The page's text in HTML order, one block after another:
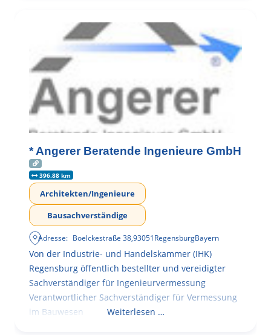
* Angerer Beratende Ingenieure GmbH
396.88 km
Architekten/Ingenieure
Bausachverständige
Adresse: Boelckestraße 38,93051RegensburgBayern
Von der Industrie- und Handelskammer (IHK)
Regensburg öffentlich bestellter und vereidigter
Sachverständiger für Ingenieurvermessung
Verantwortlicher Sachverständiger für Vermessung
im Bauwesen
Weiterlesen …